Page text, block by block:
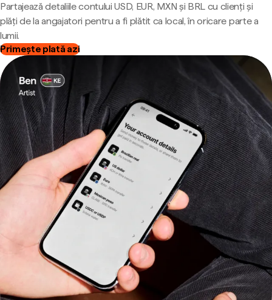
Partajează detaliile contului USD, EUR, MXN și BRL cu clienți și
plăți de la angajatori pentru a fi plătit ca local, în oricare parte a
lumii.
Primește plată azi